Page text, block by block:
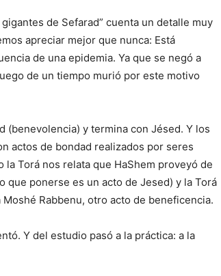
de Sefarad” cuenta un detalle muy
apreciar mejor que nunca: Está
de una epidemia. Ya que se negó a
de un tiempo murió por este motivo
(benevolencia) y termina con Jésed. Y los
actos de bondad realizados por seres
Torá nos relata que HaShem proveyó de
que ponerse es un acto de Jesed) y la Torá
Rabbenu, otro acto de beneficencia.
Y del estudio pasó a la práctica: a la